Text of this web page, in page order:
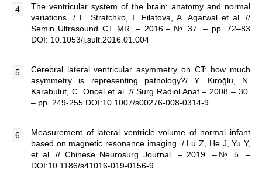
The ventricular system of the brain: anatomy and normal
variations. / L. Stratchko, I. Filatova, A. Agarwal et al. //
Semin Ultrasound CT MR. – 2016.– № 37. – pp. 72–83
DOI: 10.1053/j.sult.2016.01.004
Cerebral lateral ventricular asymmetry on CT: how much
asymmetry is representing pathology?/ Y. Kiroğlu, N.
Karabulut, C. Oncel et al. // Surg Radiol Anat.– 2008 – 30.
– pp. 249-255.DOI:10.1007/s00276-008-0314-9
Measurement of lateral ventricle volume of normal infant
based on magnetic resonance imaging. / Lu Z, He J, Yu Y,
et al. // Chinese Neurosurg Journal. – 2019. –№ 5. –
DOI:10.1186/s41016-019-0156-9